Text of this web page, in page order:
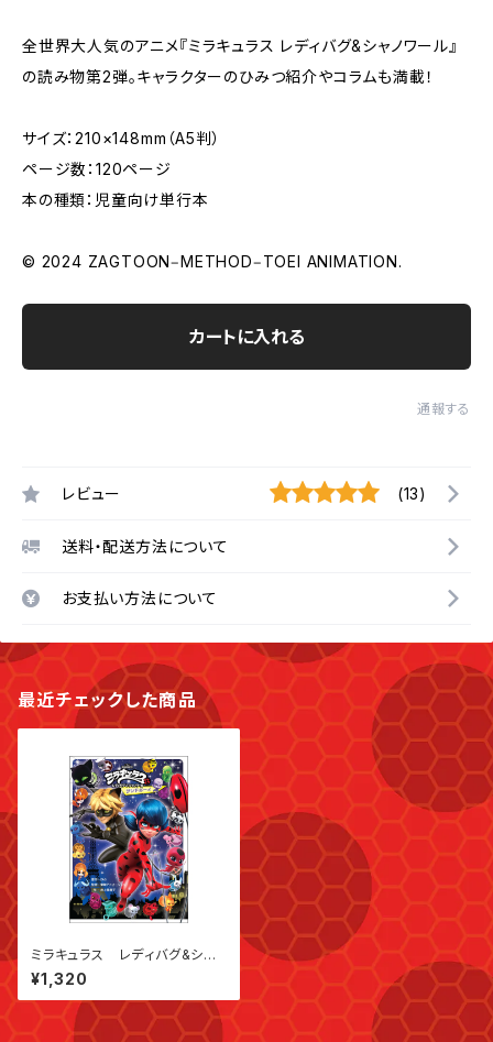
全世界大人気のアニメ『ミラキュラス レディバグ&シャノワール』
の読み物第2弾。キャラクターのひみつ紹介やコラムも満載！
サイズ：210×148mm（A5判）
ページ数：120ページ
本の種類：児童向け単行本
© 2024 ZAGTOON‒METHOD‒TOEI ANIMATION.
カートに入れる
通報する
レビュー (13)
送料・配送方法について
お支払い方法について
最近チェックした商品
ミラキュラス レディバグ&シャノ
ワール サンドボーイ （単行本）
¥1,320